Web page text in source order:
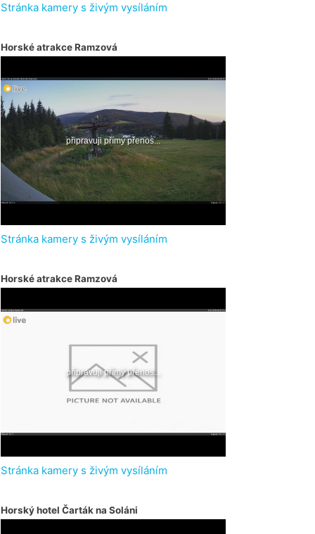
Stránka kamery s živým vysíláním
Horské atrakce Ramzová
Stránka kamery s živým vysíláním
Horské atrakce Ramzová
Stránka kamery s živým vysíláním
Horský hotel Čarták na Soláni